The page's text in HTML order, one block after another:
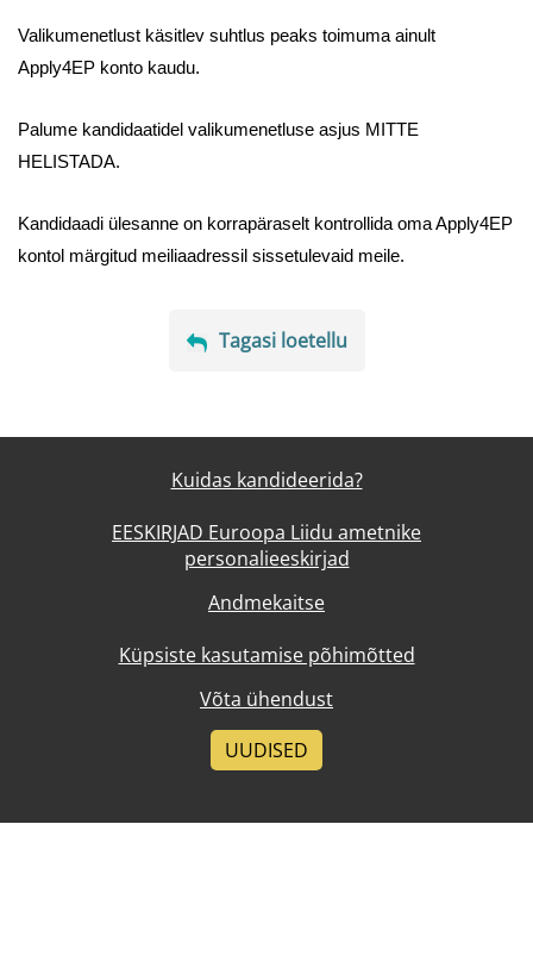
Valikumenetlust käsitlev suhtlus peaks toimuma ainult
Apply4EP konto kaudu.
Palume kandidaatidel valikumenetluse asjus MITTE
HELISTADA.
Kandidaadi ülesanne on korrapäraselt kontrollida oma Apply4EP
kontol märgitud meiliaadressil sissetulevaid meile.
Tagasi loetellu
Kuidas kandideerida?
EESKIRJAD Euroopa Liidu ametnike
personalieeskirjad
Andmekaitse
Küpsiste kasutamise põhimõtted
Võta ühendust
UUDISED